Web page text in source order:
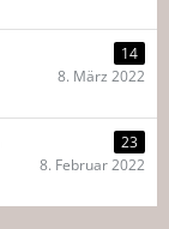
14
8. März 2022
23
8. Februar 2022